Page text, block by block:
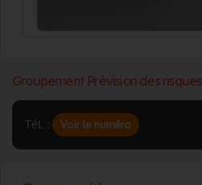
Groupement Prévision des risques
Tél. : Voir le numéro